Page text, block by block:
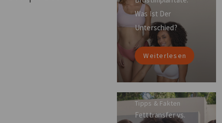
Was Ist Der
Unterschied?
Weiterlesen
Tipps & Fakten
Fetttransfer vs.